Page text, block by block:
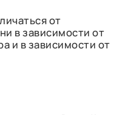
от
в зависимости от
и в зависимости от